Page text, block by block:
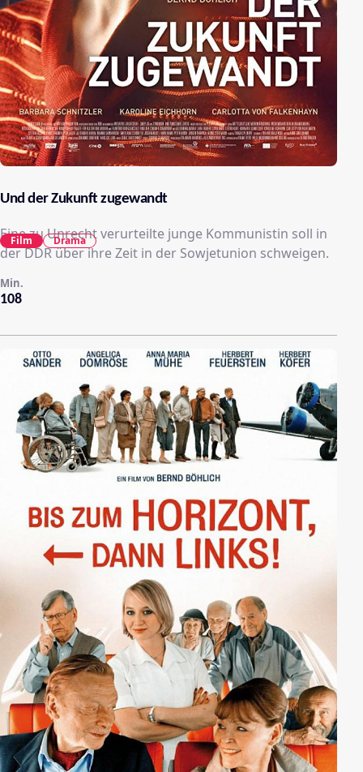
Und der Zukunft zugewandt
Eine zu Unrecht verurteilte junge Kommunistin soll in
der DDR über ihre Zeit in der Sowjetunion schweigen.
108
Min.
Film Drama